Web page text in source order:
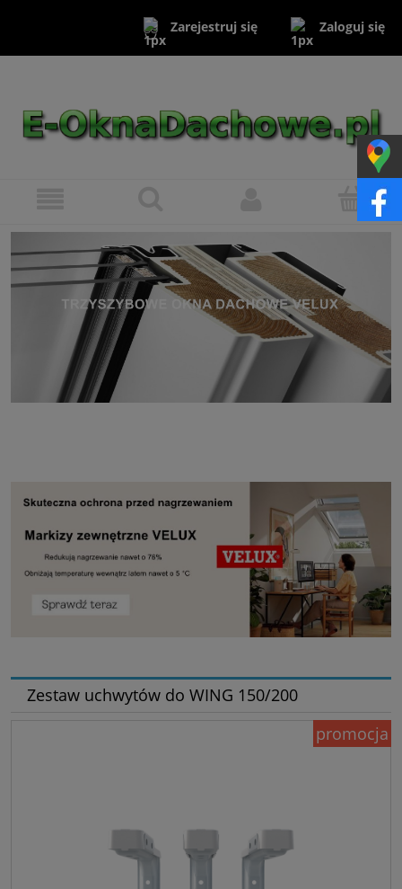
Zarejestruj się Zaloguj się
Zestaw uchwytów do WING 150/200
promocja